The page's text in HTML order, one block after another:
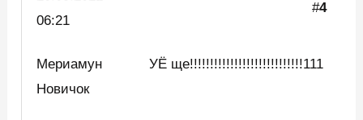
06:21
#4
Мериамун
Новичок
УЁ ще!!!!!!!!!!!!!!!!!!!!!!!!!!!!111